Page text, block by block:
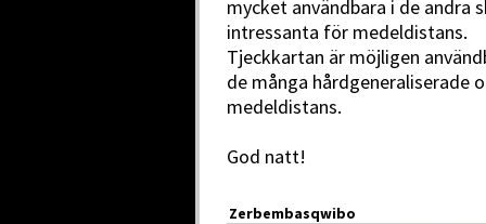
mycket användbara i de andra
intressanta för medeldistans.
Tjeckkartan är möjligen
de många hårdgeneraliserade
medeldistans.
God natt!
Zerbembasqwibo